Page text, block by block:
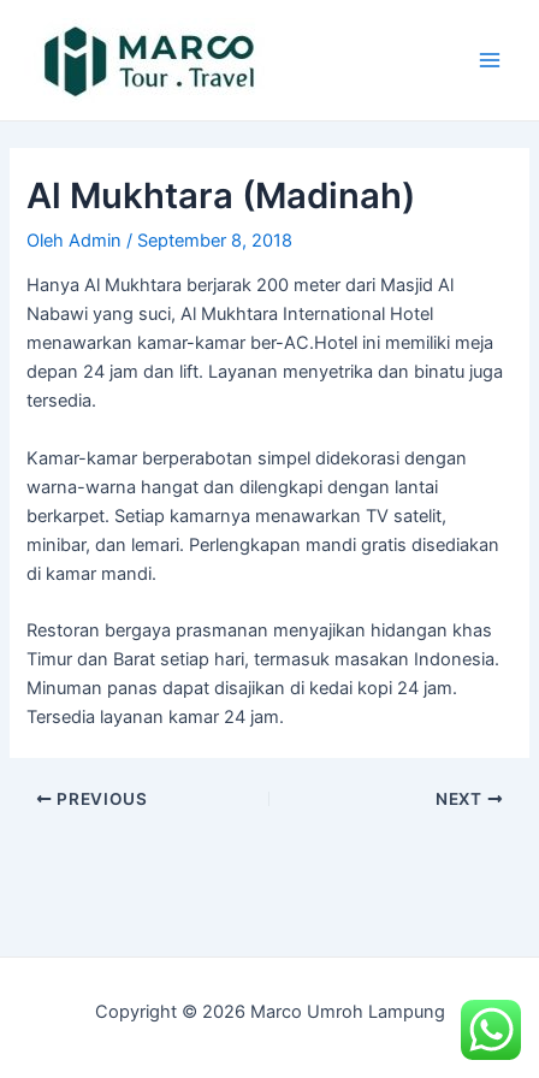
Al Mukhtara (Madinah)
OlehAdmin/ September 8, 2018
Hanya Al Mukhtara berjarak 200 meter dari Masjid Al
Nabawi yang suci, Al Mukhtara International Hotel
menawarkan kamar-kamar ber-AC.Hotel ini memiliki meja
depan 24 jam dan lift. Layanan menyetrika dan binatu juga
tersedia.
Kamar-kamar berperabotan simpel didekorasi dengan
warna-warna hangat dan dilengkapi dengan lantai
berkarpet. Setiap kamarnya menawarkan TV satelit,
minibar, dan lemari. Perlengkapan mandi gratis disediakan
di kamar mandi.
Restoran bergaya prasmanan menyajikan hidangan khas
Timur dan Barat setiap hari, termasuk masakan Indonesia.
Minuman panas dapat disajikan di kedai kopi 24 jam.
Tersedia layanan kamar 24 jam.
navigation
PREVIOUS NEXT
Copyright © 2026 Marco Umroh Lampung